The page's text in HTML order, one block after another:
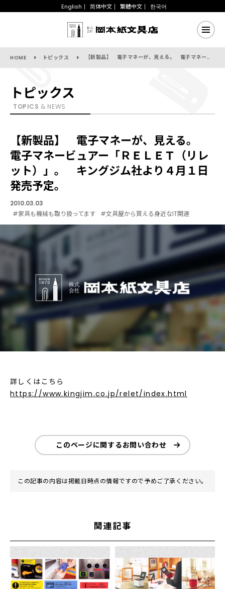
English 简体中文 繁體中文 한국어
HOME トピックス 【新製品】 電子マネーが、見える。 電子マネービュアー「ＲＥＬＥＴ（リレット）」。 キングジム社より４月１日発売予定。
トピックス
TOPICS & NEWS
【新製品】 電子マネーが、見える。
電子マネービュアー「ＲＥＬＥＴ（リレ
ット）」。 キングジム社より４月１日
発売予定。
2010.03.03
#家具も機械も取り扱ってます
#文具屋から買える身近なIT関連
詳しくはこちら
https://www.kingjim.co.jp/relet/index.html
このページに関するお問い合わせ
この記事の内容は掲載日時点の情報ですので予めご了承ください。
関連記事